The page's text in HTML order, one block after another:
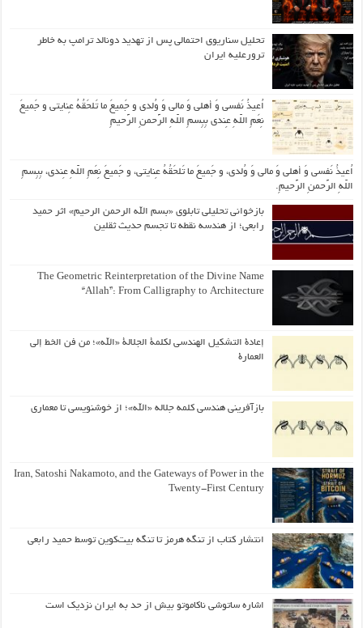
تحلیل سناریوی احتمالی پس از تهدید دونالد ترامپ به خاطر
ترورعلیه ایران
اُعیذُ نَفسی وَ أهلی وَ مالی وَ وُلدی و جَمیعَ ما تَلحَقُهُ عِنایتی و جَمیعَ
نِعَمِ اللّهِ عِندی بِبِسمِ اللّهِ الرَّحمنِ الرَّحیمِ
اُعیذُ نَفسی وَ أهلی وَ مالی وَ وُلدی، و جَمیعَ ما تَلحَقُهُ عِنایتی، و جَمیعَ نِعَمِ اللّهِ عِندی، بِبِسمِ
اللّهِ الرَّحمنِ الرَّحیمِ.
بازخوانی تحلیلی تابلوی «بسم الله الرحمن الرحیم» اثر حمید
رابعی؛ از هندسه نقطه تا تجسم حدیث ثقلین
The Geometric Reinterpretation of the Divine Name
“Allah”: From Calligraphy to Architecture
إعادة التشكيل الهندسي لكلمة الجلالة «الله»؛ من فن الخط إلى
العمارة
بازآفرینی هندسی کلمه جلاله «الله»؛ از خوشنویسی تا معماری
Iran, Satoshi Nakamoto, and the Gateways of Power in the
Twenty-First Century
انتشار کتاب از تنگه هرمز تا تنگه بیت‌کوین توسط حمید رابعی
اشاره ساتوشی ناکاموتو بیش از حد به ایران نزدیک است